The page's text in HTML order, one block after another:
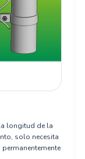
longitud de la
solo necesita